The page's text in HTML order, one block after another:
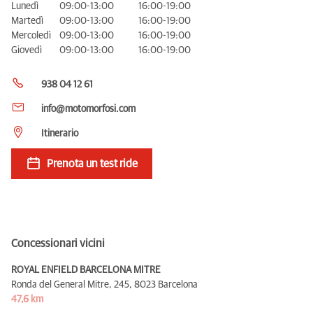
Lunedì
09:00-13:00
16:00-19:00
Martedì
09:00-13:00
16:00-19:00
Mercoledì
09:00-13:00
16:00-19:00
Giovedì
09:00-13:00 16:00-19:00
938 04 12 61
info@motomorfosi.com
Itinerario
Prenota un test ride
Concessionari vicini
ROYAL ENFIELD BARCELONA MITRE
Ronda del General Mitre, 245, 8023 Barcelona
47,6 km